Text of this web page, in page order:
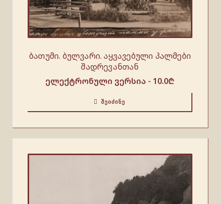
ბათუმი. ბულვარი. აყვავებული პალმები
შადრევანთან
ელექტრონული ვერსია - 10.0₾
ᲨᲔᲘᲫᲘᲜᲔ